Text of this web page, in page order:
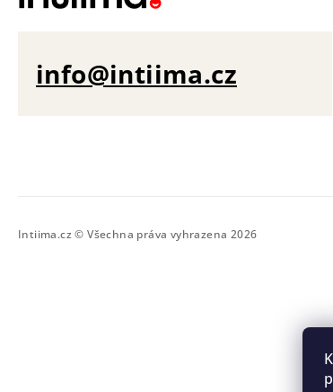
info@intiima.cz
Intiima.cz © Všechna práva vyhrazena 2026